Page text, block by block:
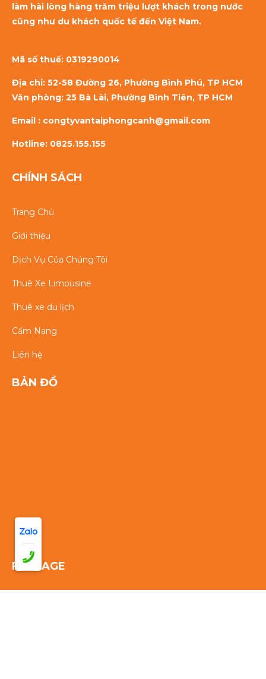
làm hài lòng hàng trăm triệu lượt khách trong nước
cũng như du khách quốc tế đến Việt Nam.
Mã số thuế: 0319290014
Địa chỉ: 52-58 Đường 26, Phường Bình Phú, TP HCM
Văn phòng: 25 Bà Lài, Phường Bình Tiên, TP HCM
Email : congtyvantaiphongcanh@gmail.com
Hotline: 0825.155.155
CHÍNH SÁCH
Trang Chủ
Giới thiệu
Dịch Vụ Của Chúng Tôi
Thuê Xe Limousine
Thuê xe du lịch
Cẩm Nang
Liên hệ
BẢN ĐỒ
FANPAGE